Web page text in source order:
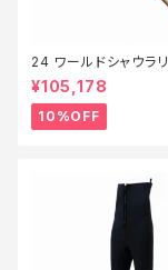
24 ワールドシャウラ
21053R-3【継続セー
ド】【10】
¥105,178
10%OFF